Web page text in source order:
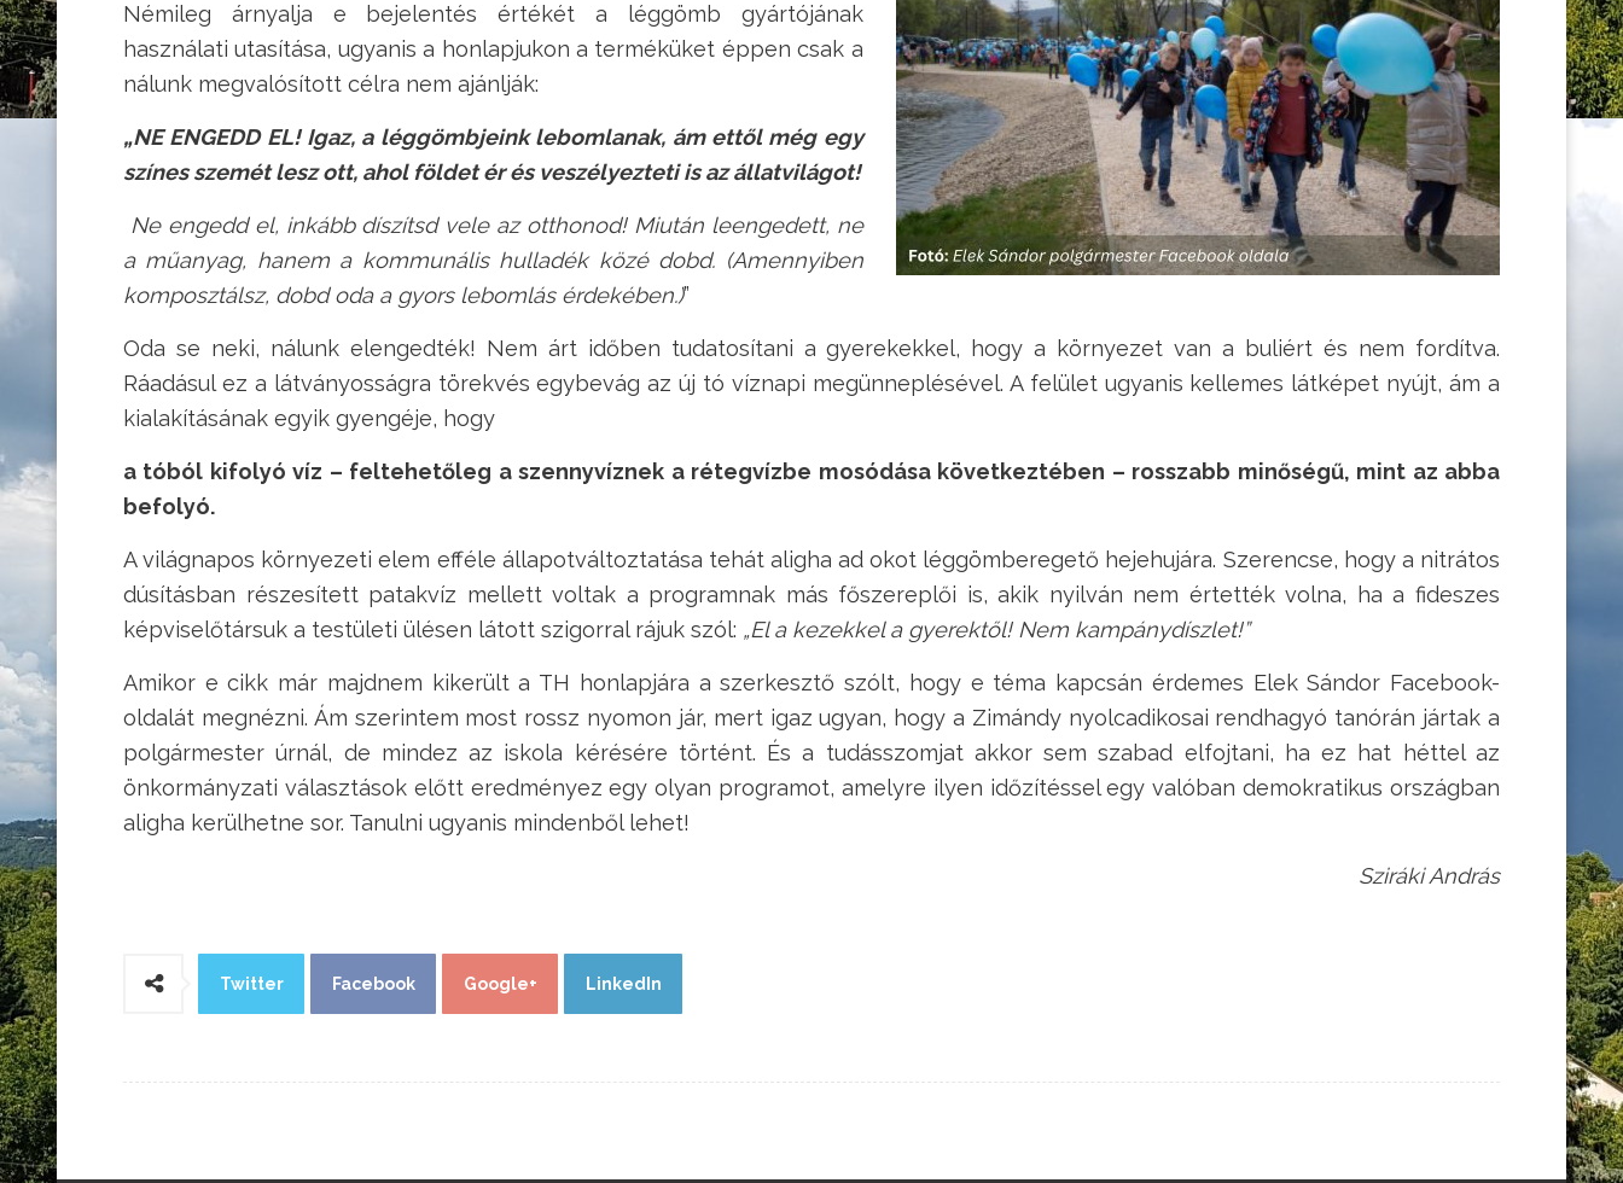
Némileg árnyalja e bejelentés értékét a léggömb gyártójának
használati utasítása, ugyanis a honlapjukon a terméküket éppen csak a
nálunk megvalósított célra nem ajánlják:
„NE ENGEDD EL! Igaz, a léggömbjeink lebomlanak, ám ettől még egy
színes szemét lesz ott, ahol földet ér és veszélyezteti is az állatvilágot!
Ne engedd el, inkább díszítsd vele az otthonod! Miután leengedett, ne
a műanyag, hanem a kommunális hulladék közé dobd. (Amennyiben
komposztálsz, dobd oda a gyors lebomlás érdekében.)”
Oda se neki, nálunk elengedték! Nem árt időben tudatosítani a gyerekekkel, hogy a környezet van a buliért és nem fordítva.
Ráadásul ez a látványosságra törekvés egybevág az új tó víznapi megünneplésével. A felület ugyanis kellemes látképet nyújt, ám a
kialakításának egyik gyengéje, hogy
a tóból kifolyó víz – feltehetőleg a szennyvíznek a rétegvízbe mosódása következtében – rosszabb minőségű, mint az abba
befolyó.
A világnapos környezeti elem efféle állapotváltoztatása tehát aligha ad okot léggömberegető hejehujára. Szerencse, hogy a nitrátos
dúsításban részesített patakvíz mellett voltak a programnak más főszereplői is, akik nyilván nem értették volna, ha a fideszes
képviselőtársuk a testületi ülésen látott szigorral rájuk szól: „El a kezekkel a gyerektől! Nem kampánydíszlet!”
Amikor e cikk már majdnem kikerült a TH honlapjára a szerkesztő szólt, hogy e téma kapcsán érdemes Elek Sándor Facebook-
oldalát megnézni. Ám szerintem most rossz nyomon jár, mert igaz ugyan, hogy a Zimándy nyolcadikosai rendhagyó tanórán jártak a
polgármester úrnál, de mindez az iskola kérésére történt. És a tudásszomjat akkor sem szabad elfojtani, ha ez hat héttel az
önkormányzati választások előtt eredményez egy olyan programot, amelyre ilyen időzítéssel egy valóban demokratikus országban
aligha kerülhetne sor. Tanulni ugyanis mindenből lehet!
Sziráki András
Twitter Facebook Google+ LinkedIn